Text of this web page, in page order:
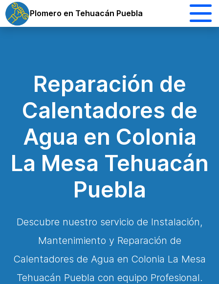
Plomero en Tehuacán Puebla
Reparación de
Calentadores de
Agua en Colonia
La Mesa Tehuacán
Puebla
Descubre nuestro servicio de Instalación,
Mantenimiento y Reparación de
Calentadores de Agua en Colonia La Mesa
Tehuacán Puebla con equipo Profesional.